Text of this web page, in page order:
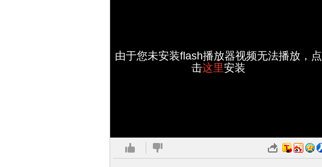
由于您未安装flash播放器视频无法播放，点
击这里安装